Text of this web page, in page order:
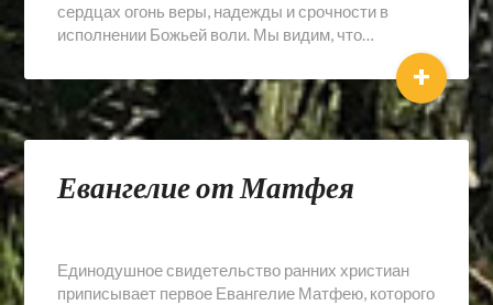
сердцах огонь веры, надежды и срочности в
исполнении Божьей воли. Мы видим, что…
+
Евангелие от Матфея
Единодушное свидетельство ранних христиан
приписывает первое Евангелие Матфею, которого